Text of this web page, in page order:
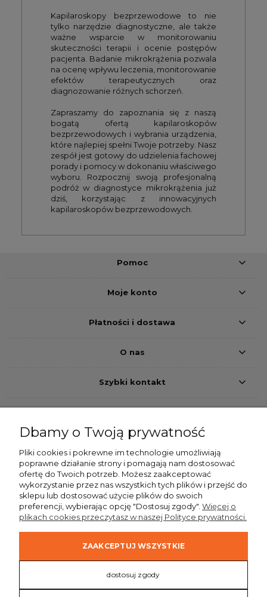
Kapilaroskopy bezprzewodowe to nie
tylko narzędzie diagnostyczne, ale także
ważne wsparcie w monitorowaniu
skuteczności terapii i ocenie postępów
pacjenta. Badanie mikrokrążenia pozwala
na ocenę wpływu leczenia, monitorowanie
efektów terapeutycznych oraz
diagnozowanie różnych schorzeń.
Zapraszamy do zapoznania się z naszą
bogatą ofertą kapilaroskopów
bezprzewodowych i wybrania urządzenia,
które najlepiej spełni Twoje potrzeby. Nasz
zespół jest gotowy do udzielenia fachowej
porady i pomocy w dokonaniu właściwego
wyboru. Rozpocznij swoją profesjonalną
podróż w diagnostyce mikrokrążenia już
dziś, korzystając z innowacyjnych
kapilaroskopów bezprzewodowych.
Pomoc
Moje konto
Płatności i dostawa
O nas
Szybki kontakt
Przelew bankowy Pobranie Szybkie przelewy24
Dostawa
Dbamy o Twoją prywatność
Pliki cookies i pokrewne im technologie umożliwiają
poprawne działanie strony i pomagają nam dostosować
ofertę do Twoich potrzeb. Możesz zaakceptować
wykorzystanie przez nas wszystkich tych plików i przejść do
sklepu lub dostosować użycie plików do swoich
preferencji, wybierając opcję "Dostosuj zgody". Więcej o
plikach cookies przeczytasz w naszej Polityce prywatności.
dostosuj zgody
ZAAKCEPTUJ WSZYSTKIE